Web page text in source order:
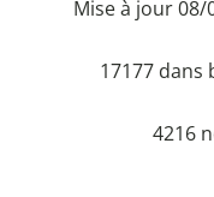
Mise à jour 08/
17177
4216